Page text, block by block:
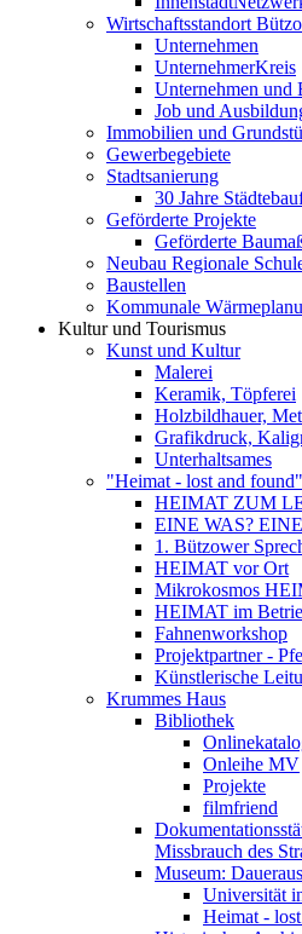
Wirtschaftsstandort
Unternehmen
UnternehmerKreis
Unternehmen und
Job und
Immobilien und
Gewerbegebiete
Stadtsanierung
30 Jahre
Geförderte Projekte
Geförderte
Neubau Regionale
Baustellen
Kommunale
Kultur und Tourismus
Kunst und Kultur
Malerei
Keramik, Töpferei
Holzbildhauer,
Grafikdruck,
Unterhaltsames
"Heimat - lost and found"
HEIMAT ZUM
EINE WAS?
1. Bützower
HEIMAT vor Ort
Mikrokosmos
HEIMAT im
Fahnenworkshop
Projektpartner -
Künstlerische
Krummes Haus
Bibliothek
Onleihe MV
Projekte
filmfriend
Missbrauch des
Museum:
Universität
Heimat -